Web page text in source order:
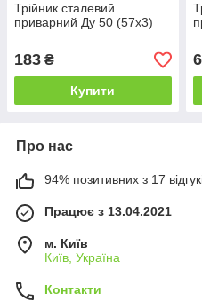
Трійник сталевий
приварний Ду 50 (57х3)
183 ₴
Купити
Про нас
94% позитивних з 17
Працює з 13.04.2021
м. Київ
Київ, Україна
Контакти